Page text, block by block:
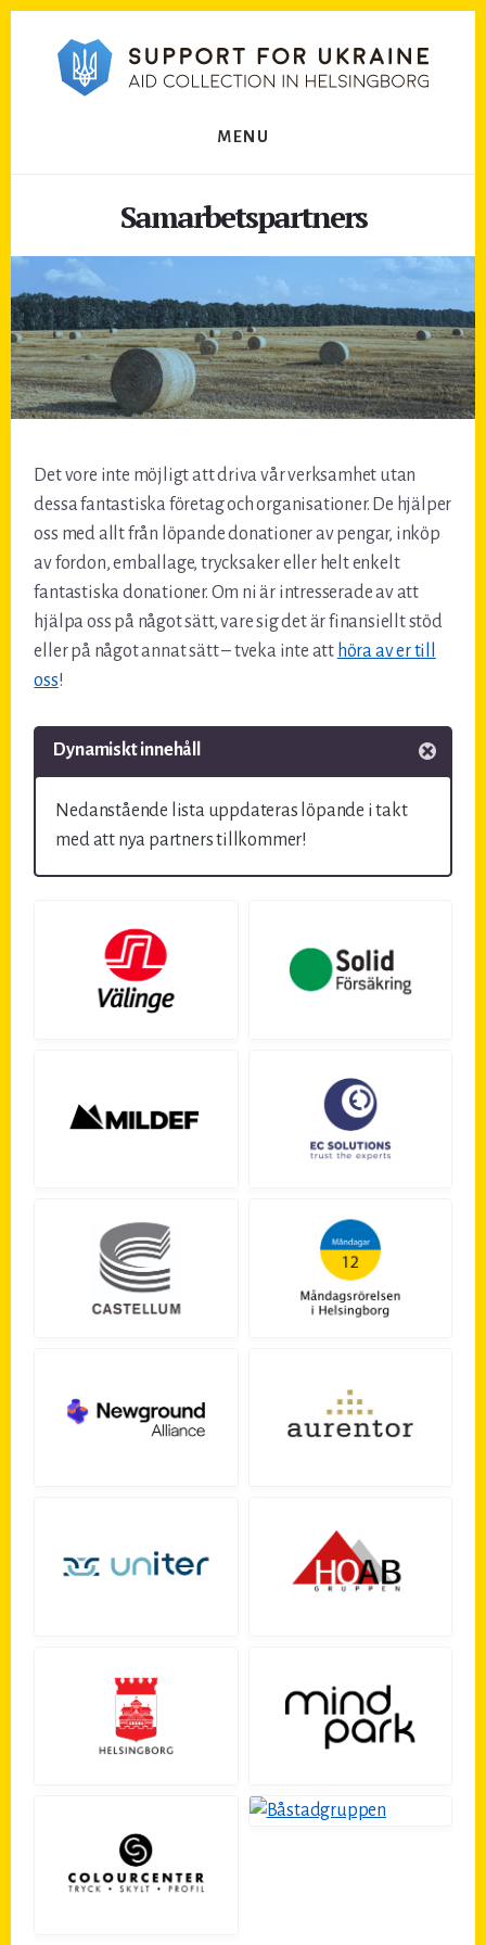
content
MENU
Samarbetspartners
Det vore inte möjligt att driva vår verksamhet utan
dessa fantastiska företag och organisationer. De hjälper
oss med allt från löpande donationer av pengar, inköp
av fordon, emballage, trycksaker eller helt enkelt
fantastiska donationer. Om ni är intresserade av att
hjälpa oss på något sätt, vare sig det är finansiellt stöd
eller på något annat sätt – tveka inte att höra av er till
oss!
Dynamiskt innehåll
Nedanstående lista uppdateras löpande i takt
med att nya partners tillkommer!